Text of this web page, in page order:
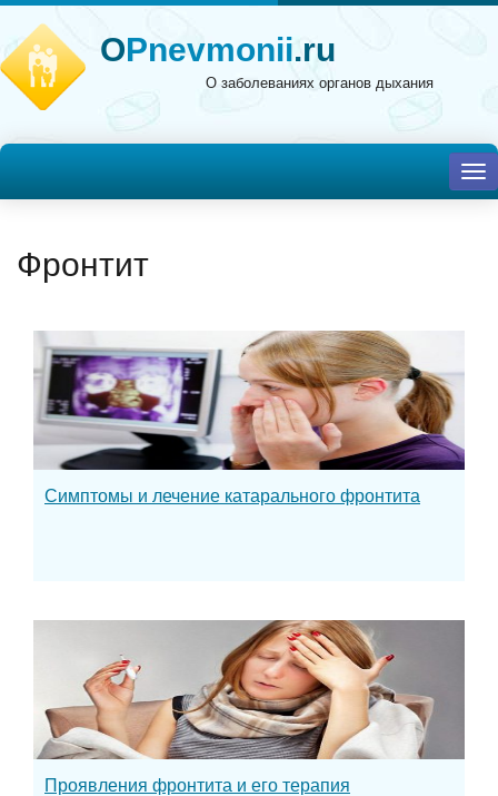
OPnevmonii.ru
О заболеваниях органов дыхания
Фронтит
Симптомы и лечение катарального фронтита
Проявления фронтита и его терапия